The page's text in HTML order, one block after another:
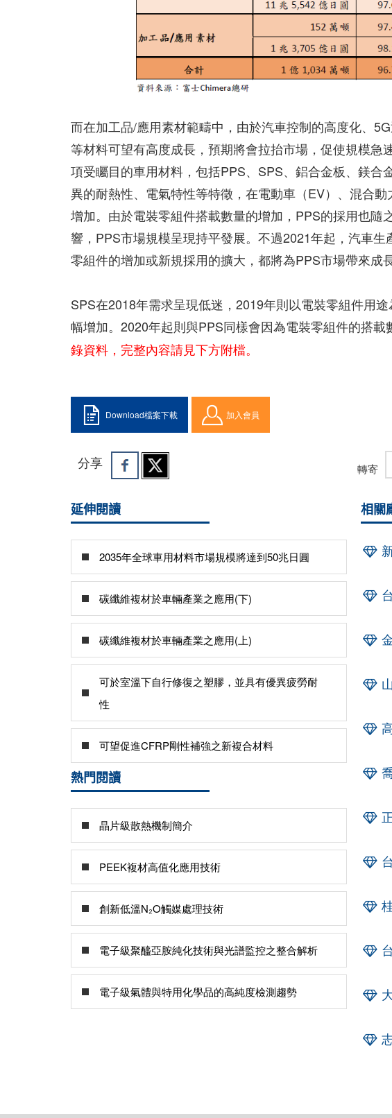
而在加工品/應用素材範疇中，由於汽車控制的高度化、
等材料可望有高度成長，預期將會拉抬市場，促使規模
項受矚目的車用材料，包括PPS、SPS、鋁合金板、鎂合
異的耐熱性、電氣特性等特徵，在電動車（EV）、混合
增加。由於電裝零組件搭載數量的增加，PPS的採用也隨
響，PPS市場規模呈現持平發展。不過2021年起，汽車
零組件的增加或新規採用的擴大，都將為PPS市場帶來成長
SPS在2018年需求呈現低迷，2019年則以電裝零組件用
幅增加。2020年起則與PPS同樣會因為電裝零組件的搭
錄資料，完整內容請見下方附檔。
Download檔案下載 加入會員
分享 轉寄
延伸閱讀
2035年全球車用材料市場規模將達到50兆日圓
碳纖維複材於車輛產業之應用(下)
碳纖維複材於車輛產業之應用(上)
可於室溫下自行修復之塑膠，並具有優異疲勞耐
性
可望促進CFRP剛性補強之新複合材料
熱門閱讀
晶片級散熱機制簡介
PEEK複材高值化應用技術
創新低溫N₂O觸媒處理技術
電子級聚醯亞胺純化技術與光譜監控之整合解析
電子級氣體與特用化學品的高純度檢測趨勢
相關